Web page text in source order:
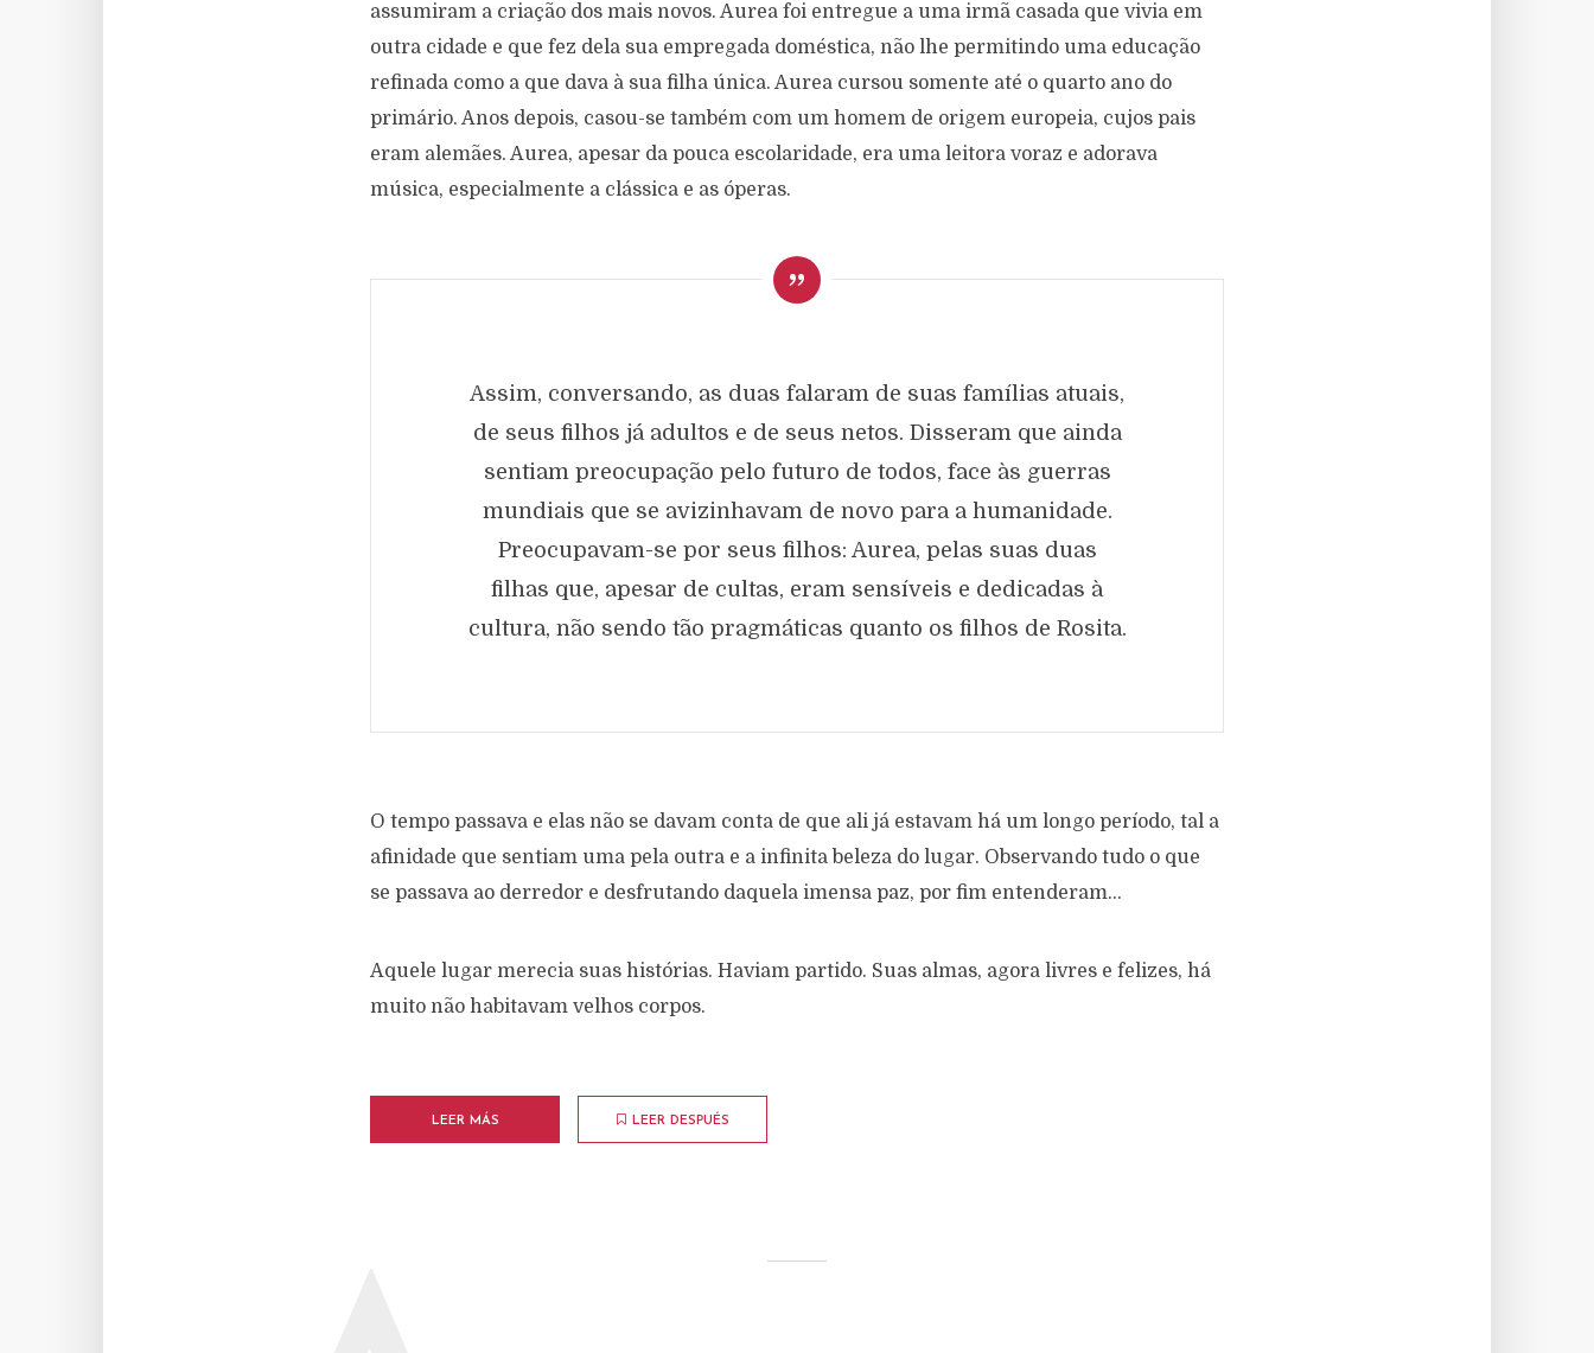
assumiram a criação dos mais novos. Aurea foi entregue a uma irmã casada que vivia em
outra cidade e que fez dela sua empregada doméstica, não lhe permitindo uma educação
refinada como a que dava à sua filha única. Aurea cursou somente até o quarto ano do
primário. Anos depois, casou-se também com um homem de origem europeia, cujos pais
eram alemães. Aurea, apesar da pouca escolaridade, era uma leitora voraz e adorava
música, especialmente a clássica e as óperas.
Assim, conversando, as duas falaram de suas famílias atuais,
de seus filhos já adultos e de seus netos. Disseram que ainda
sentiam preocupação pelo futuro de todos, face às guerras
mundiais que se avizinhavam de novo para a humanidade.
Preocupavam-se por seus filhos: Aurea, pelas suas duas
filhas que, apesar de cultas, eram sensíveis e dedicadas à
cultura, não sendo tão pragmáticas quanto os filhos de Rosita.
O tempo passava e elas não se davam conta de que ali já estavam há um longo período, tal a
afinidade que sentiam uma pela outra e a infinita beleza do lugar. Observando tudo o que
se passava ao derredor e desfrutando daquela imensa paz, por fim entenderam...
Aquele lugar merecia suas histórias. Haviam partido. Suas almas, agora livres e felizes, há
muito não habitavam velhos corpos.
LEER MÁS LEER DESPUÉS